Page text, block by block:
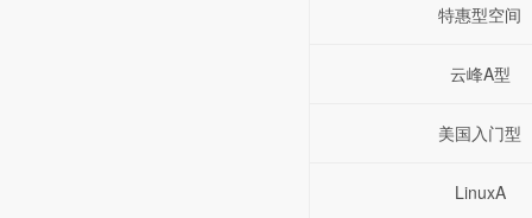
特惠型空间
云峰A型
美国入门型
LinuxA